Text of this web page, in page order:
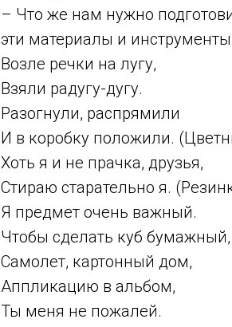
– Что же нам нужно
эти материалы и
Возле речки на лугу,
Взяли радугу-дугу.
Разогнули, распрямили
И в коробку положили.
Хоть я и не прачка, друзья,
Стираю старательно я.
Я предмет очень важный.
Чтобы сделать куб бумажный,
Самолет, картонный дом,
Аппликацию в альбом,
Ты меня не пожалей.